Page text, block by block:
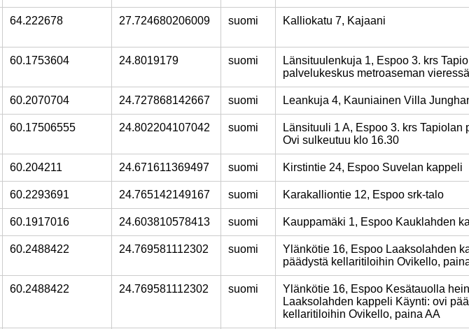
64.222678 27.724680206009 suomi Kalliokatu 7, Kajaani
60.1753604 24.8019179 suomi
Länsituulenkuja 1, Espoo 3. krs
palvelukeskus metroaseman vieressä
60.2070704 24.727868142667 suomi Leankuja 4, Kauniainen Villa
60.17506555 24.802204107042 suomi
Länsituuli 1 A, Espoo 3. krs Tapiolan
Ovi sulkeutuu klo 16.30
60.204211 24.671611369497 suomi Kirstintie 24, Espoo Suvelan kappeli
60.2293691 24.765142149167 suomi Karakalliontie 12, Espoo srk-talo
60.1917016 24.603810578413 suomi Kauppamäki 1, Espoo Kauklahden
60.2488422 24.769581112302 suomi
Ylänkötie 16, Espoo Laaksolahden
päädystä kellaritiloihin Ovikello,
60.2488422 24.769581112302 suomi
Ylänkötie 16, Espoo Kesätauolla
Laaksolahden kappeli Käynti: ovi
kellaritiloihin Ovikello, paina AA